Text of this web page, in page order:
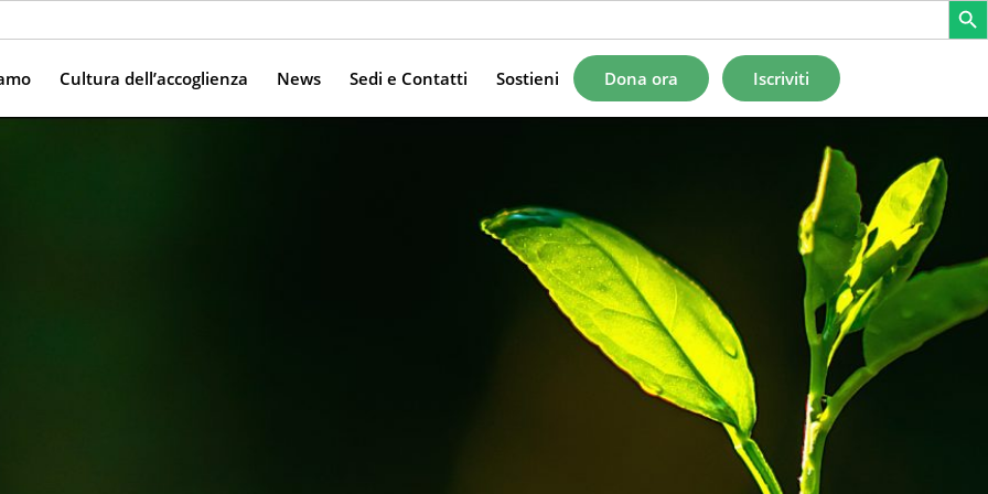
Cultura dell’accoglienza News Sedi e Contatti Sostieni Dona ora Iscriviti